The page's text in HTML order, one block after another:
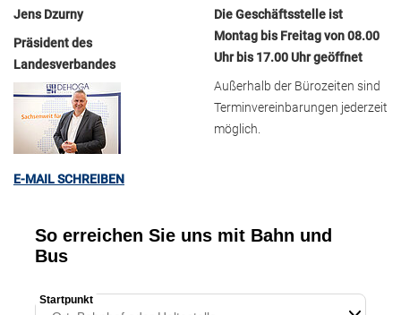
Jens Dzurny
Präsident des
Landesverbandes
E-MAIL SCHREIBEN
Die Geschäftsstelle ist
Montag bis Freitag von 08.00
Uhr bis 17.00 Uhr geöffnet
Außerhalb der Bürozeiten sind
Terminvereinbarungen jederzeit
möglich.